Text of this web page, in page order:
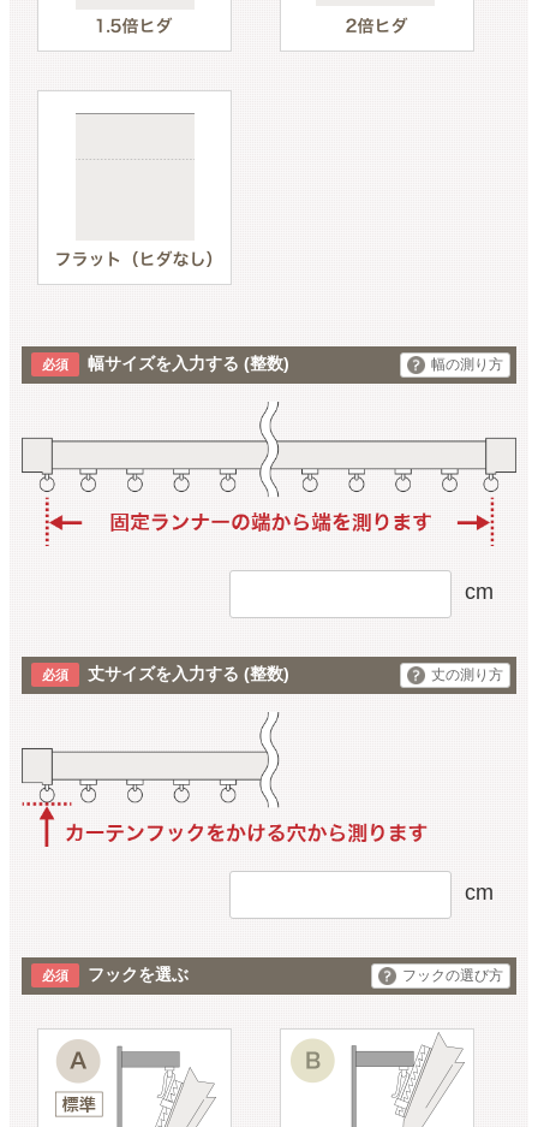
幅サイズを入力する (整数) 幅の測り方
cm
丈サイズを入力する (整数) 丈の測り方
cm
フックを選ぶ フックの選び方